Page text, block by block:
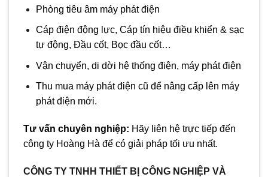
Phòng tiêu âm máy phát điện
Cáp điện động lực, Cáp tín hiệu điều khiển & sạc
tự động, Đầu cốt, Bọc đầu cốt…
Vận chuyển, di dời hệ thống điện, máy phát điện
Thu mua máy phát điện cũ để nâng cấp lên máy
phát điện mới.
Tư vấn chuyên nghiệp: Hãy liên hệ trực tiếp đến
công ty Hoàng Hà để có giải pháp tối ưu nhất.
CÔNG TY TNHH THIẾT BỊ CÔNG NGHIỆP VÀ